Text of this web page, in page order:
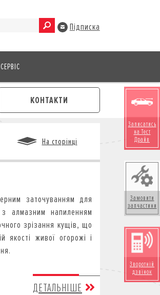
Підписка
СЕРВІС
КОНТАКТИ
Записатись
на Тест
Драйв
Замовити
запчастини
Зворотній
дзвінок
На сторінці
заточуванням для
алмазним напиленням
зрізання кущів, що
якості живої огорожі і
ДЕТАЛЬНІШЕ